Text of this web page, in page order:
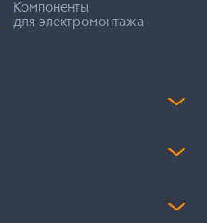
Компоненты
для электромонтажа